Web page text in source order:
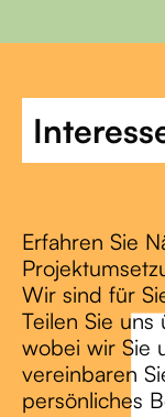
Erfahren Sie
Wir sind für
Teilen Sie
wobei wir Sie
vereinbaren
persönliches